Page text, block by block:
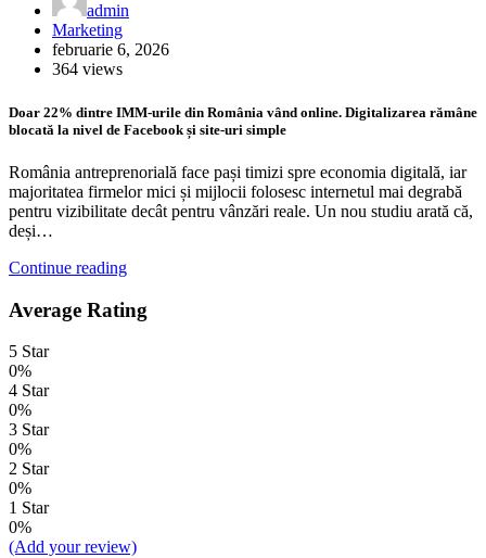
admin
Marketing
februarie 6, 2026
364 views
Doar 22% dintre IMM-urile din România vând online. Digitalizarea rămâne
blocată la nivel de Facebook și site-uri simple
România antreprenorială face pași timizi spre economia digitală, iar
majoritatea firmelor mici și mijlocii folosesc internetul mai degrabă
pentru vizibilitate decât pentru vânzări reale. Un nou studiu arată că,
deși…
Continue reading
Average Rating
5 Star
0%
4 Star
0%
3 Star
0%
2 Star
0%
1 Star
0%
(Add your review)